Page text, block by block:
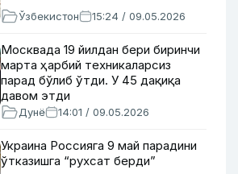
Ўзбекистон 15:24 / 09.05.2026
Москвада 19 йилдан бери биринчи
марта ҳарбий техникаларсиз
парад бўлиб ўтди. У 45 дақиқа
давом этди
Дунё 14:01 / 09.05.2026
Украина Россияга 9 май парадини
ўтказишга “рухсат берди”